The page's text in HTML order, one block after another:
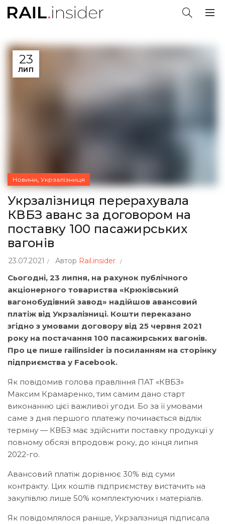
23
ЛИП
Новини, Укрзалізниця
Укрзалізниця перерахувала
КВБЗ аванс за договором на
поставку 100 пасажирських
вагонів
23.07.2021 Автор Rail.insider
Сьогодні, 23 липня, на рахунок публічного
акціонерного товариства «Крюківський
вагонобудівний завод» надійшов авансовий
платіж від Укрзалізниці. Кошти переказано
згідно з умовами договору від 25 червня 2021
року на постачання 100 пасажирських вагонів.
Про це пише railinsider із посиланням на сторінку
підприємства у Facebook.
Як повідомив голова правління ПАТ «КВБЗ»
Максим Крамаренко, тим самим дано старт
виконанню цієї важливої угоди. Бо за її умовами
саме з дня першого платежу починається відлік
терміну — КВБЗ має здійснити поставку продукції у
повному обсязі впродовж року, до кінця липня
2022-го.
Авансовий платіж дорівнює 30% від суми
контракту. Цих коштів підприємству вистачить на
закупівлю лише 50% комплектуючих і матеріалів.
Як повідомлялося раніше, Укрзалізниця підписала